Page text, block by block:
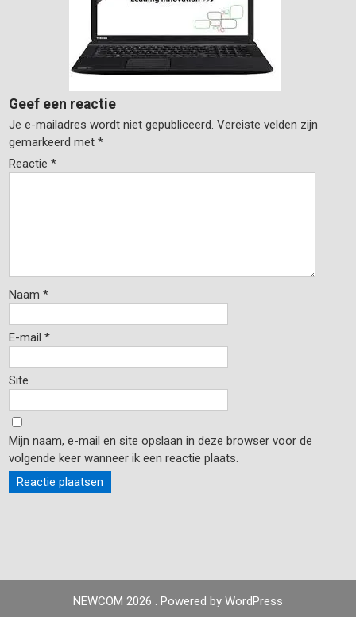
Geef een reactie
Je e-mailadres wordt niet gepubliceerd. Vereiste velden zijn
gemarkeerd met*
Reactie*
Naam*
E-mail*
Site
Mijn naam, e-mail en site opslaan in deze browser voor de
volgende keer wanneer ik een reactie plaats.
NEWCOM 2026 . Powered by WordPress